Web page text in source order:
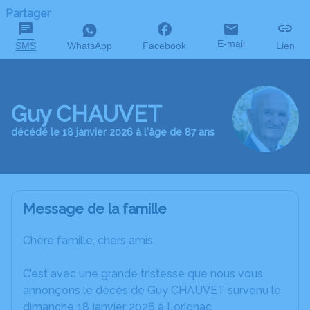
Partager
SMS WhatsApp Facebook E-mail Lien
Guy CHAUVET
décédé le 18 janvier 2026 à l'âge de 87 ans
Message de la famille
Chère famille, chers amis,
C’est avec une grande tristesse que nous vous
annonçons le décès de Guy CHAUVET survenu le
dimanche 18 janvier 2026 à Lorignac.